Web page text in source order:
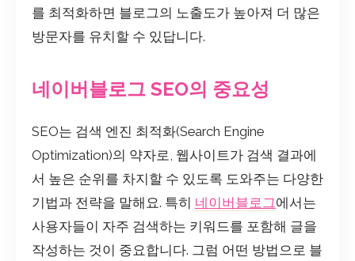
를 최적화하면 블로그의 노출도가 높아져 더 많은
방문자를 유치할 수 있답니다.
네이버블로그 SEO의 중요성
SEO는 검색 엔진 최적화(Search Engine
Optimization)의 약자로, 웹사이트가 검색 결과에
서 높은 순위를 차지할 수 있도록 도와주는 다양한
기법과 전략을 말해요. 특히 네이버블로그 에서는
사용자들이 자주 검색하는 키워드를 포함해 글을
작성하는 것이 중요합니다. 그럼 어떤 방법으로 블